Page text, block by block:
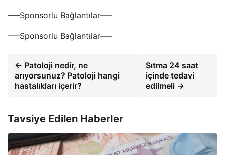
—–Sponsorlu Bağlantılar—–
—–Sponsorlu Bağlantılar—–
← Patoloji nedir, ne
arıyorsunuz? Patoloji hangi
hastalıkları içerir?
Sıtma 24 saat
içinde tedavi
edilmeli →
Tavsiye Edilen Haberler